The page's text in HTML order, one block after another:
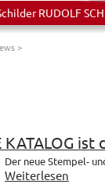
RUDOLF
>
KATALOG ist
Der neue Stempel-
Weiterlesen